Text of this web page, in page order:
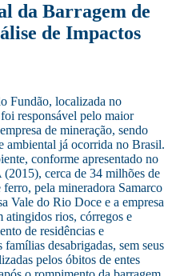
da Barragem de
de Impactos
Fundão, localizada no
responsável pelo maior
de mineração, sendo
ambiental já ocorrida no Brasil.
conforme apresentado no
cerca de 34 milhões de
pela mineradora Samarco
Vale do Rio Doce e a empresa
rios, córregos e
de residências e
desabrigadas, sem seus
pelos óbitos de entes